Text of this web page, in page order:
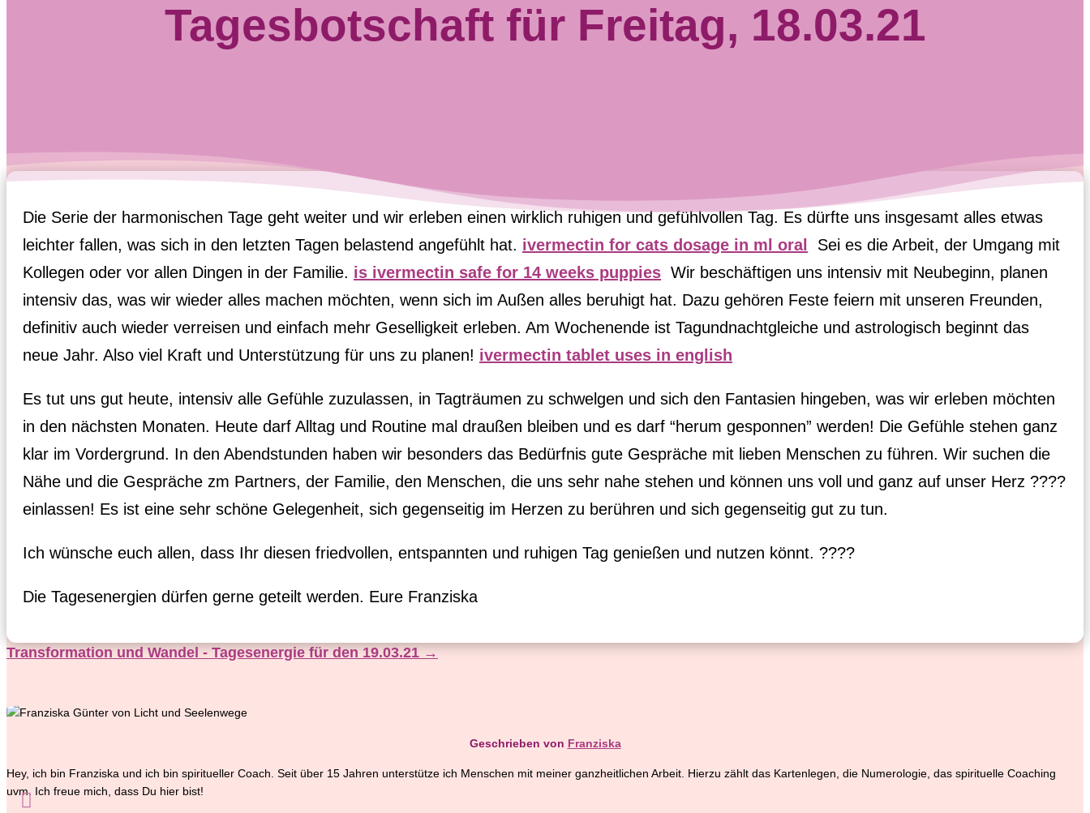
Tagesbotschaft für Freitag, 18.03.21
Die Serie der harmonischen Tage geht weiter und wir erleben einen wirklich ruhigen und gefühlvollen Tag. Es dürfte uns insgesamt alles etwas
leichter fallen, was sich in den letzten Tagen belastend angefühlt hat. ivermectin for cats dosage in ml oral
  Sei es die Arbeit, der Umgang mit
Kollegen oder vor allen Dingen in der Familie. is ivermectin safe for 14 weeks puppies
  Wir beschäftigen uns intensiv mit Neubeginn, planen
intensiv das, was wir wieder alles machen möchten, wenn sich im Außen alles beruhigt hat. Dazu gehören Feste feiern mit unseren Freunden,
definitiv auch wieder verreisen und einfach mehr Geselligkeit erleben. Am Wochenende ist Tagundnachtgleiche und astrologisch beginnt das
neue Jahr. Also viel Kraft und Unterstützung für uns zu planen! ivermectin tablet uses in english
Es tut uns gut heute, intensiv alle Gefühle zuzulassen, in Tagträumen zu schwelgen und sich den Fantasien hingeben, was wir erleben möchten
in den nächsten Monaten. Heute darf Alltag und Routine mal draußen bleiben und es darf “herum gesponnen” werden! Die Gefühle stehen ganz
klar im Vordergrund. In den Abendstunden haben wir besonders das Bedürfnis gute Gespräche mit lieben Menschen zu führen. Wir suchen die
Nähe und die Gespräche zm Partners, der Familie, den Menschen, die uns sehr nahe stehen und können uns voll und ganz auf unser Herz ????
einlassen! Es ist eine sehr schöne Gelegenheit, sich gegenseitig im Herzen zu berühren und sich gegenseitig gut zu tun.
Ich wünsche euch allen, dass Ihr diesen friedvollen, entspannten und ruhigen Tag genießen und nutzen könnt. ????
Die Tagesenergien dürfen gerne geteilt werden. Eure Franziska
Transformation und Wandel - Tagesenergie für den 19.03.21→
Geschrieben von Franziska
Hey, ich bin Franziska und ich bin spiritueller Coach. Seit über 15 Jahren unterstütze ich Menschen mit meiner ganzheitlichen Arbeit. Hierzu zählt das Kartenlegen, die Numerologie, das spirituelle Coaching
uvm. Ich freue mich, dass Du hier bist!
